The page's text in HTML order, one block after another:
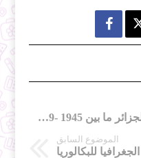

شخصيات الوحدة الثانية الجزائر ما بين 1945 -1989
الموضوع السابق
للبكالوريا